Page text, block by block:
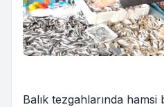
Balık tezgahlarında